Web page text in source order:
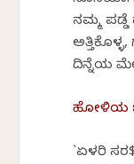
ನಮ್ಮ
ದಿನ್ನೆಯ
ಹೋಳಿಯ
`ಏಳರಿ